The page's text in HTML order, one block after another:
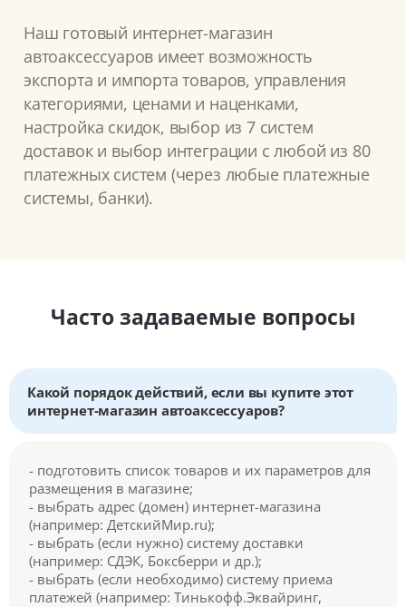
Наш готовый интернет-магазин
автоаксессуаров имеет возможность
экспорта и импорта товаров, управления
категориями, ценами и наценками,
настройка скидок, выбор из 7 систем
доставок и выбор интеграции с любой из 80
платежных систем (через любые платежные
системы, банки).
Часто задаваемые вопросы
Какой порядок действий, если вы купите этот
интернет-магазин автоаксессуаров?
- подготовить список товаров и их параметров для
размещения в магазине;
- выбрать адрес (домен) интернет-магазина
(например: ДетскийМир.ru);
- выбрать (если нужно) систему доставки
(например: СДЭК, Боксберри и др.);
- выбрать (если необходимо) систему приема
платежей (например: Тинькофф.Эквайринг,